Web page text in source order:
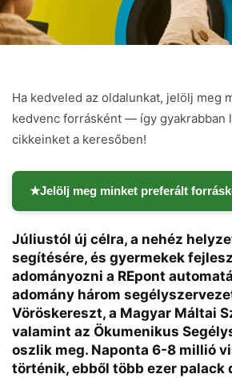
Ha kedveled az oldalunkat, jelölj meg
kedvenc forrásként — így gyakrabban
cikkeinket a keresőben!
★Jelölj meg minket preferált
Júliustól új célra, a nehéz
segítésére, és gyermekek
adományozni a REpont
adomány három
Vöröskereszt, a Magyar Máltai
valamint az Ökumenikus
oszlik meg. Naponta 6-8 millió
történik, ebből több ezer palack